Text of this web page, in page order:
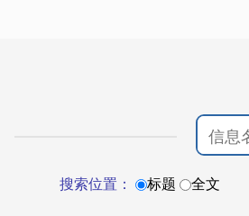
搜索位置： 标题 全文